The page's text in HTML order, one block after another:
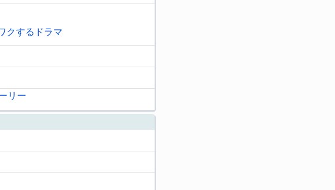
クするドラマ
リー